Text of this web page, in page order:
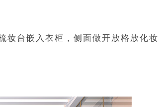
妆台嵌入衣柜，侧面做开放格放化妆